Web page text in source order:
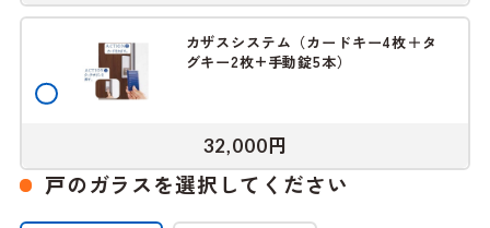
カザスシステム（カードキー4枚＋タ
グキー2枚+手動錠5本）
32,000円
戸のガラスを選択してください